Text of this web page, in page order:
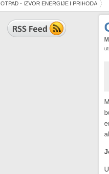
OTPAD - IZVOR ENERGIJE I PRIHODA